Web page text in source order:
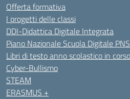
Offerta formativa
I progetti delle classi
DDI-Didattica Digitale Integrata
Piano Nazionale Scuola Digitale
Libri di testo anno scolastico in corso
Cyber-Bullismo
STEAM
ERASMUS +